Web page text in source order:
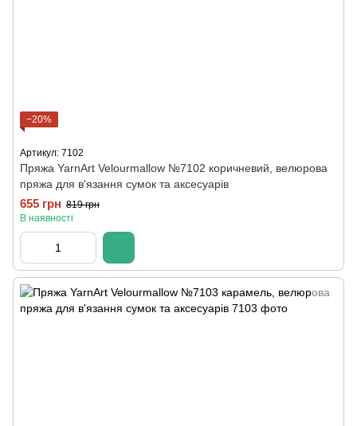
−20%
Артикул: 7102
Пряжа YarnArt Velourmallow №7102 коричневий, велюрова
пряжа для в'язання сумок та аксесуарів
655 грн 819 грн
В наявності